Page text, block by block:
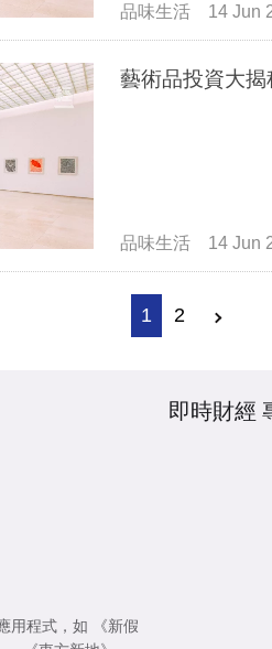
品味生活 14 Jun
藝術品投資大揭
品味生活 14 Jun
1 2
用程式，如
《新假
即時財經